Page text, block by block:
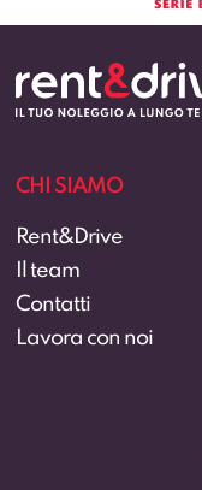
CHI SIAMO
Rent&Drive
Il team
Contatti
Lavora con noi